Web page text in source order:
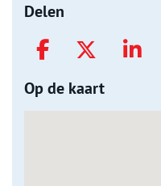
Delen
Op de kaart